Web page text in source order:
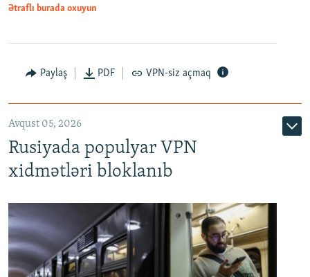
Ətraflı burada oxuyun
Paylaş PDF VPN-siz açmaq
Avqust 05, 2026
Rusiyada populyar VPN
xidmətləri bloklanıb